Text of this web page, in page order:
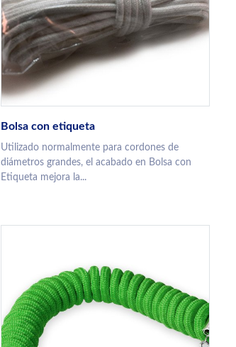
Bolsa con etiqueta
Utilizado normalmente para cordones de
diámetros grandes, el acabado en Bolsa con
Etiqueta mejora la...